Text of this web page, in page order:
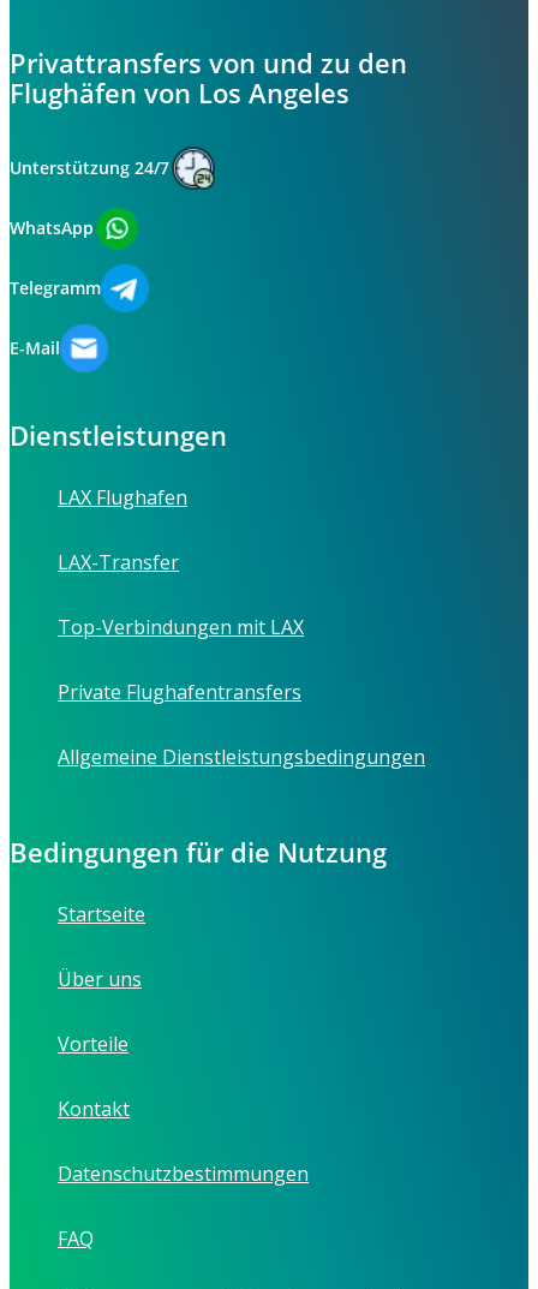
Privattransfers von und zu den
Flughäfen von Los Angeles
Unterstützung 24/7
WhatsApp
Telegramm
E-Mail
Dienstleistungen
LAX Flughafen
LAX-Transfer
Top-Verbindungen mit LAX
Private Flughafentransfers
Allgemeine Dienstleistungsbedingungen
Bedingungen für die Nutzung
Startseite
Über uns
Vorteile
Kontakt
Datenschutzbestimmungen
FAQ